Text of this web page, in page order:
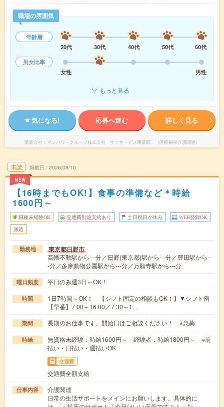
職場の雰囲気
年齢層
20代
30代 40代 50代
60代
男女比率
女性
男性
もっと見る
気になる! 応募へ進む 詳しく見る
派遣会社 マンパワーグループ株式会社 ケアサービス事業部 （医療福祉介護関連）
未読
NEW
掲載日 2026/08/10
【16時までもOK!】食事の準備など＊時給
1600円～
職種未経験OK 交通費別途支給あり 土日祝日が休み WEB登録OK
派遣
勤務地 東京都日野市
高幡不動駅から---分／日野(東京都)駅から---分／豊田駅から--
-分／多摩動物公園駅から---分／万願寺駅から---分
曜日頻度 平日のみ週3日～OK！
時間
1日7時間～OK！ 【シフト固定の相談もOK！】▼シフト例
【早番】7:00～16:00／7:30～1…
期間 長期のお仕事です。開始日はご相談ください！ ※急募
時給
無資格未経験：時給1600円～ 経験者：時給1800円～ ※前
払い・日払い・週払いOK
交通費
交通費全額支給
仕事内容
介護関連
日常の生活サポートをメインにお願いします。具体的に